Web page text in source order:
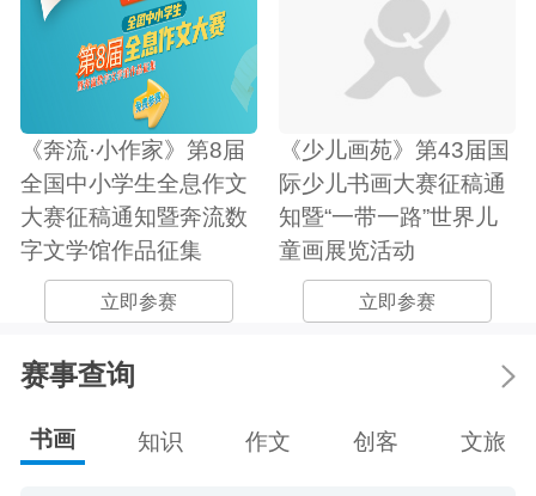
《奔流·小作家》第8届
全国中小学生全息作文
大赛征稿通知暨奔流数
字文学馆作品征集
立即参赛
《少儿画苑》第43届国
际少儿书画大赛征稿通
知暨“一带一路”世界儿
童画展览活动
立即参赛
赛事查询
书画 知识 作文 创客 文旅